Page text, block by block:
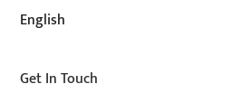
English
Get In Touch